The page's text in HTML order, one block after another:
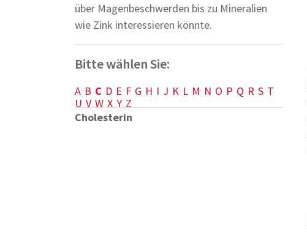
über Magenbeschwerden bis zu Mineralien
wie Zink interessieren könnte.
Bitte wählen Sie:
A B C D E F G H I J K L M N O P Q R S T
U V W X Y Z
Cholesterin